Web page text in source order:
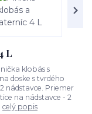
L
klobás s
doske s tvrdého
nádstavce. Priemer
na nádstavce - 2
celý popis